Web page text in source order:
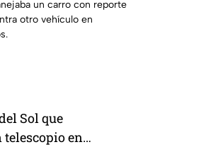
de gravedad
un carro con reporte
otro vehículo en
Sol que
en